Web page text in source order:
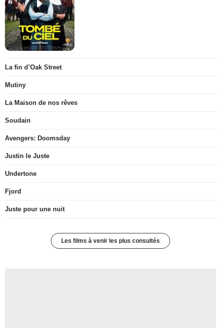
La fin d’Oak Street
Mutiny
La Maison de nos rêves
Soudain
Avengers: Doomsday
Justin le Juste
Undertone
Fjord
Juste pour une nuit
Les films à venir les plus consultés